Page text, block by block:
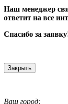
Наш менеджер
ответит на все
Спасибо за
Закрыть
Ваш город: